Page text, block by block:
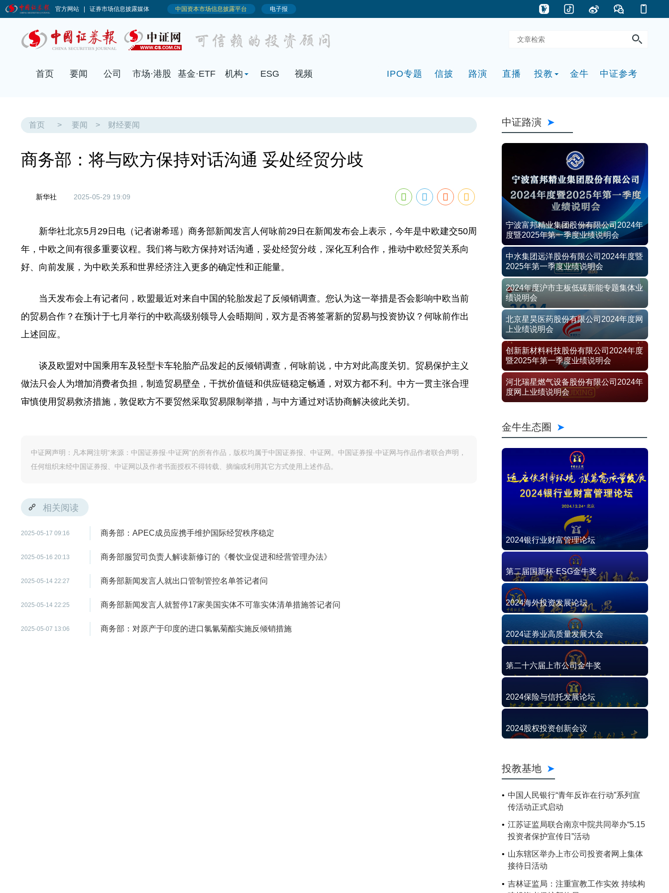
首页 要闻 公司 市场·港股 基金·ETF 机构 ESG 视频 IPO专题 信披 路演 直播 投教 金牛 中证参考
首页 > 要闻 > 财经要闻
商务部：将与欧方保持对话沟通 妥处经贸分歧
新华社 2025-05-29 19:09
新华社北京5月29日电（记者谢希瑶）商务部新闻发言人何咏前29日在新闻发布会上表示，今年是中欧建交50周
年，中欧之间有很多重要议程。我们将与欧方保持对话沟通，妥处经贸分歧，深化互利合作，推动中欧经贸关系向
好、向前发展，为中欧关系和世界经济注入更多的确定性和正能量。
当天发布会上有记者问，欧盟最近对来自中国的轮胎发起了反倾销调查。您认为这一举措是否会影响中欧当前
的贸易合作？在预计于七月举行的中欧高级别领导人会晤期间，双方是否将签署新的贸易与投资协议？何咏前作出
上述回应。
谈及欧盟对中国乘用车及轻型卡车轮胎产品发起的反倾销调查，何咏前说，中方对此高度关切。贸易保护主义
做法只会人为增加消费者负担，制造贸易壁垒，干扰价值链和供应链稳定畅通，对双方都不利。中方一贯主张合理
审慎使用贸易救济措施，敦促欧方不要贸然采取贸易限制举措，与中方通过对话协商解决彼此关切。
中证网声明：凡本网注明“来源：中国证券报·中证网”的所有作品，版权均属于中国证券报、中证网。中国证券报·中证网与作品作者联合声明，
任何组织未经中国证券报、中证网以及作者书面授权不得转载、摘编或利用其它方式使用上述作品。
相关阅读
2025-05-17 09:16 商务部：APEC成员应携手维护国际经贸秩序稳定
2025-05-16 20:13 商务部服贸司负责人解读新修订的《餐饮业促进和经营管理办法》
2025-05-14 22:27 商务部新闻发言人就出口管制管控名单答记者问
2025-05-14 22:25 商务部新闻发言人就暂停17家美国实体不可靠实体清单措施答记者问
2025-05-07 13:06 商务部：对原产于印度的进口氯氰菊酯实施反倾销措施
中证路演
宁波富邦精业集团股份有限公司2024年
度暨2025年第一季度业绩说明会
中水集团远洋股份有限公司2024年度暨
2025年第一季度业绩说明会
2024年度沪市主板低碳新能专题集体业
绩说明会
北京星昊医药股份有限公司2024年度网
上业绩说明会
创新新材料科技股份有限公司2024年度
暨2025年第一季度业绩说明会
河北瑞星燃气设备股份有限公司2024年
度网上业绩说明会
金牛生态圈
2024银行业财富管理论坛
第二届国新杯·ESG金牛奖
2024海外投资发展论坛
2024证券业高质量发展大会
第二十六届上市公司金牛奖
2024保险与信托发展论坛
2024股权投资创新会议
投教基地
中国人民银行“青年反诈在行动”系列宣
传活动正式启动
江苏证监局联合南京中院共同举办“5.15
投资者保护宣传日”活动
山东辖区举办上市公司投资者网上集体
接待日活动
吉林证监局：注重宣教工作实效 持续构